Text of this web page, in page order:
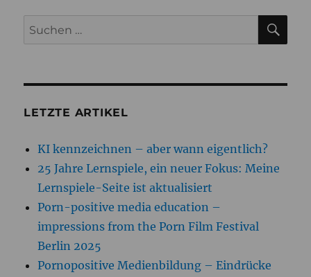
Suchen
nach:
LETZTE ARTIKEL
KI kennzeichnen – aber wann eigentlich?
25 Jahre Lernspiele, ein neuer Fokus: Meine
Lernspiele-Seite ist aktualisiert
Porn-positive media education –
impressions from the Porn Film Festival
Berlin 2025
Pornopositive Medienbildung – Eindrücke